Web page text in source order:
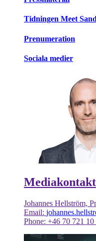
Tidningen Meet
Prenumeration
Sociala medier
Mediakontakt
Johannes Hellström,
Email:
Phone: +46 70 721 10